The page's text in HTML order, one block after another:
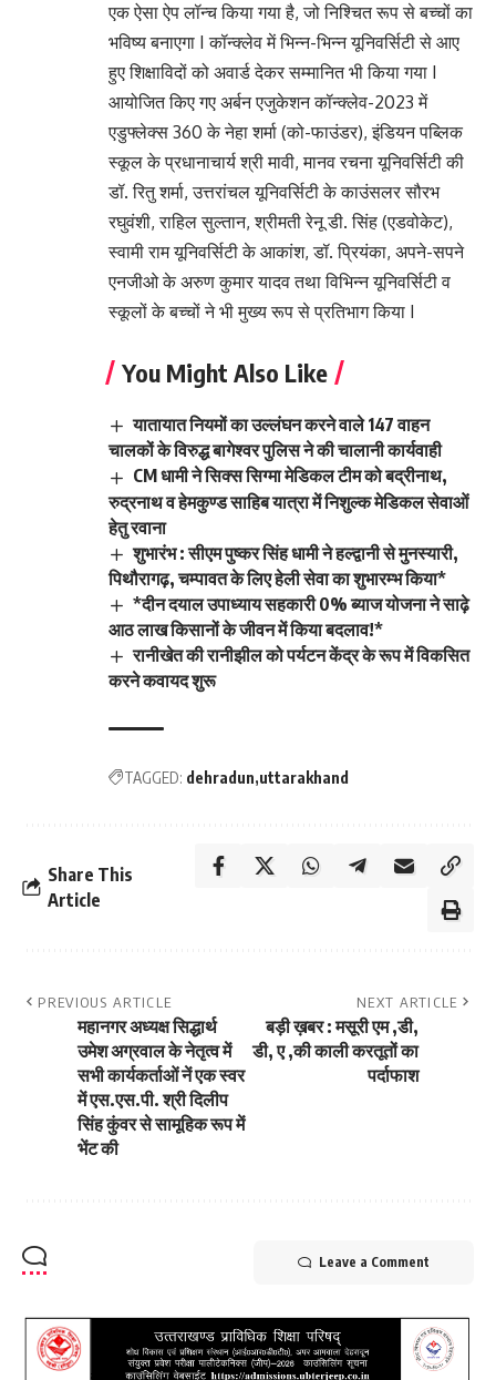
एक ऐसा ऐप लॉन्च किया गया है, जो निश्चित रूप से बच्चों का
भविष्य बनाएगा I कॉन्क्लेव में भिन्न-भिन्न यूनिवर्सिटी से आए
हुए शिक्षाविदों को अवार्ड देकर सम्मानित भी किया गया I
आयोजित किए गए अर्बन एजुकेशन कॉन्क्लेव-2023 में
एडुफ्लेक्स 360 के नेहा शर्मा (को-फाउंडर), इंडियन पब्लिक
स्कूल के प्रधानाचार्य श्री मावी, मानव रचना यूनिवर्सिटी की
डॉ. रितु शर्मा, उत्तरांचल यूनिवर्सिटी के काउंसलर सौरभ
रघुवंशी, राहिल सुल्तान, श्रीमती रेनू डी. सिंह (एडवोकेट),
स्वामी राम यूनिवर्सिटी के आकांश, डॉ. प्रियंका, अपने-सपने
एनजीओ के अरुण कुमार यादव तथा विभिन्न यूनिवर्सिटी व
स्कूलों के बच्चों ने भी मुख्य रूप से प्रतिभाग किया I
You Might Also Like
यातायात नियमों का उल्लंघन करने वाले 147 वाहन
चालकों के विरुद्ध बागेश्वर पुलिस ने की चालानी कार्यवाही
CM धामी ने सिक्स सिग्मा मेडिकल टीम को बद्रीनाथ,
रुद्रनाथ व हेमकुण्ड साहिब यात्रा में निशुल्क मेडिकल सेवाओं
हेतु रवाना
शुभारंभ : सीएम पुष्कर सिंह धामी ने हल्द्वानी से मुनस्यारी,
पिथौरागढ़, चम्पावत के लिए हेली सेवा का शुभारम्भ किया*
*दीन दयाल उपाध्याय सहकारी 0% ब्याज योजना ने साढ़े
आठ लाख किसानों के जीवन में किया बदलाव!*
रानीखेत की रानीझील को पर्यटन केंद्र के रूप में विकसित
करने कवायद शुरू
TAGGED: dehradun uttarakhand
Share This
Article
PREVIOUS ARTICLE
महानगर अध्यक्ष सिद्धार्थ
उमेश अग्रवाल के नेतृत्व में
सभी कार्यकर्ताओं नें एक स्वर
में एस.एस.पी. श्री दिलीप
सिंह कुंवर से सामूहिक रूप में
भेंट की
NEXT ARTICLE
बड़ी ख़बर : मसूरी एम ,डी,
डी, ए ,की काली करतूतों का
पर्दाफाश
Leave a Comment